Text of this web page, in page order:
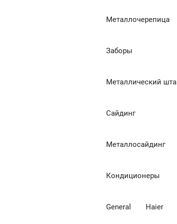
Металлочерепица
Заборы
Металлический
Сайдинг
Металлосайдинг
Кондиционеры
General Haier